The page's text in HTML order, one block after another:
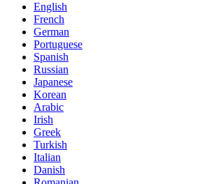
English
French
German
Portuguese
Spanish
Russian
Japanese
Korean
Arabic
Irish
Greek
Turkish
Italian
Danish